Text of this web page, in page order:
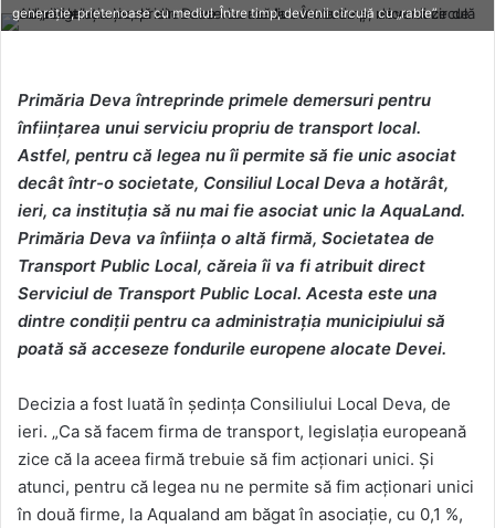
generație, prietenoase cu mediul. Între timp, devenii circulă cu „rable”
Primăria Deva întreprinde primele demersuri pentru
înființarea unui serviciu propriu de transport local.
Astfel, pentru că legea nu îi permite să fie unic asociat
decât într-o societate, Consiliul Local Deva a hotărât,
ieri, ca instituția să nu mai fie asociat unic la AquaLand.
Primăria Deva va înființa o altă firmă, Societatea de
Transport Public Local, căreia îi va fi atribuit direct
Serviciul de Transport Public Local. Acesta este una
dintre condiții pentru ca administrația municipiului să
poată să acceseze fondurile europene alocate Devei.
Decizia a fost luată în ședința Consiliului Local Deva, de
ieri. „Ca să facem firma de transport, legislația europeană
zice că la aceea firmă trebuie să fim acționari unici. Și
atunci, pentru că legea nu ne permite să fim acționari unici
în două firme, la Aqualand am băgat în asociație, cu 0,1 %,